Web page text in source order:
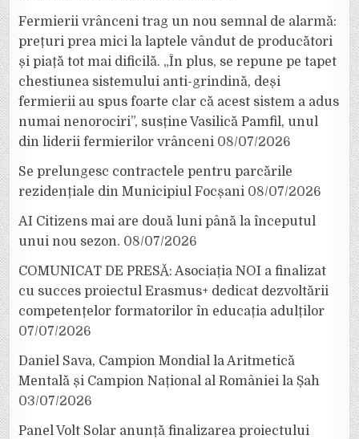
Fermierii vrânceni trag un nou semnal de alarmă:
prețuri prea mici la laptele vândut de producători
și piață tot mai dificilă. „În plus, se repune pe tapet
chestiunea sistemului anti-grindină, deși
fermierii au spus foarte clar că acest sistem a adus
numai nenorociri”, susține Vasilică Pamfil, unul
din liderii fermierilor vrânceni 08/07/2026
Se prelungesc contractele pentru parcările
rezidențiale din Municipiul Focșani 08/07/2026
AI Citizens mai are două luni până la începutul
unui nou sezon. 08/07/2026
COMUNICAT DE PRESĂ: Asociația NOI a finalizat
cu succes proiectul Erasmus+ dedicat dezvoltării
competențelor formatorilor în educația adulților
07/07/2026
Daniel Sava, Campion Mondial la Aritmetică
Mentală și Campion Național al României la Șah
03/07/2026
Panel Volt Solar anunță finalizarea proiectului